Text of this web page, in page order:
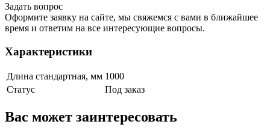
Задать вопрос
Оформите заявку на сайте, мы свяжемся с вами в ближайшее
время и ответим на все интересующие вопросы.
Характеристики
Длина стандартная, мм 1000
Статус
Под заказ
Вас может заинтересовать